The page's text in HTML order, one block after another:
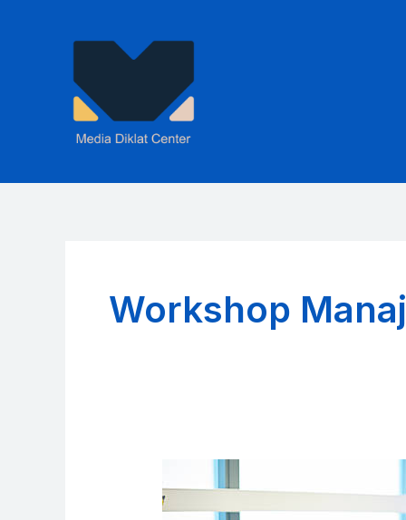
Workshop